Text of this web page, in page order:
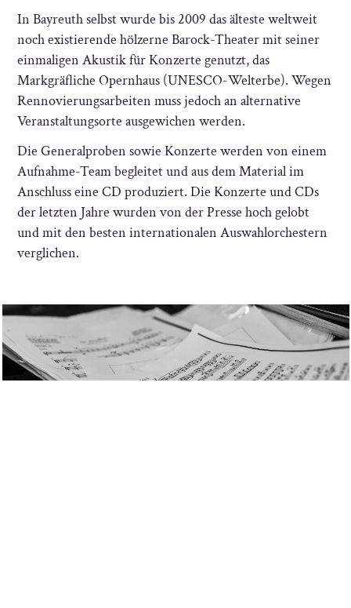
In Bayreuth selbst wurde bis 2009 das älteste weltweit
noch existierende hölzerne Barock-Theater mit seiner
einmaligen Akustik für Konzerte genutzt, das
Markgräfliche Opernhaus (UNESCO-Welterbe). Wegen
Rennovierungsarbeiten muss jedoch an alternative
Veranstaltungsorte ausgewichen werden.
Die Generalproben sowie Konzerte werden von einem
Aufnahme-Team begleitet und aus dem Material im
Anschluss eine CD produziert. Die Konzerte und CDs
der letzten Jahre wurden von der Presse hoch gelobt
und mit den besten internationalen Auswahlorchestern
verglichen.